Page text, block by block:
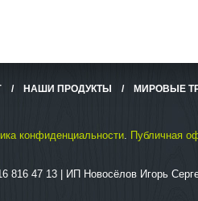
/ НАШИ ПРОДУКТЫ / МИРОВЫЕ
конфиденциальности. Публичная
816 47 13 | ИП Новосёлов Игорь